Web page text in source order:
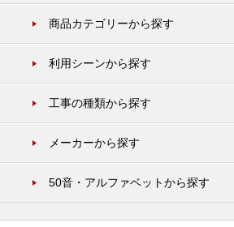
商品カテゴリーから探す
利用シーンから探す
工事の種類から探す
メーカーから探す
50音・アルファベットから探す